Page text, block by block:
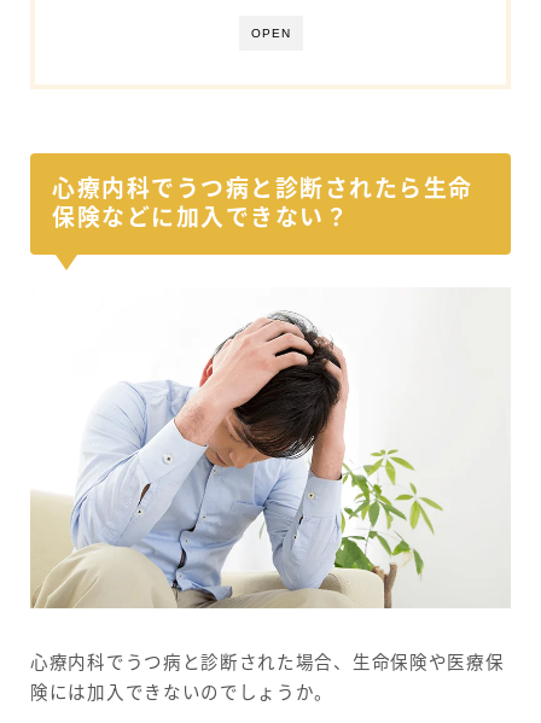
OPEN
心療内科でうつ病と診断されたら生命
保険などに加入できない？
心療内科でうつ病と診断された場合、生命保険や医療保
険には加入できないのでしょうか。